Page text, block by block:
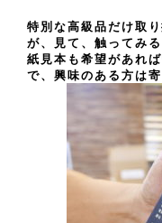
特別な高級品だけ取
が、見て、触ってみ
紙見本も希望があれ
で、興味のある方は